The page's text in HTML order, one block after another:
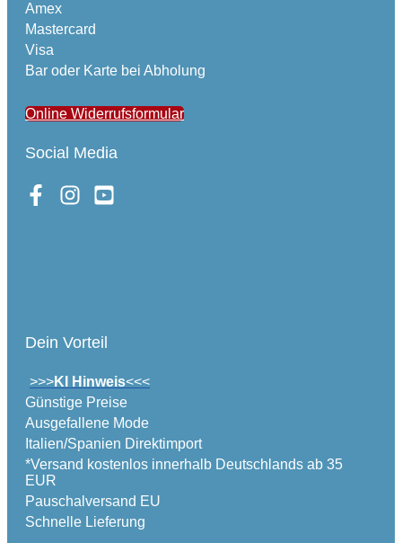
Amex
Mastercard
Visa
Bar oder Karte bei Abholung
Online Widerrufsformular
Social Media
Dein Vorteil
>>>KI Hinweis<<<
Günstige Preise
Ausgefallene Mode
Italien/Spanien Direktimport
*Versand kostenlos innerhalb Deutschlands ab 35
EUR
Pauschalversand EU
Schnelle Lieferung